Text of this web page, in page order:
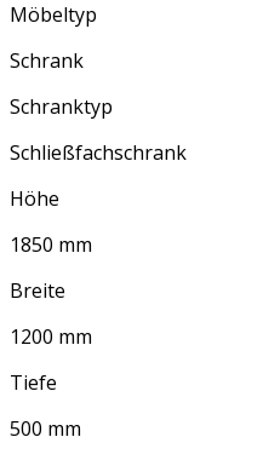
Möbeltyp
Schrank
Schranktyp
Schließfachschrank
Höhe
1850 mm
Breite
1200 mm
Tiefe
500 mm